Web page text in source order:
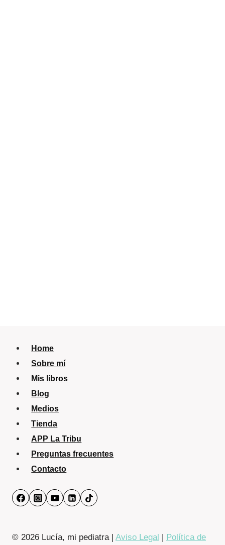
Home
Sobre mí
Mis libros
Blog
Medios
Tienda
APP La Tribu
Preguntas frecuentes
Contacto
© 2026 Lucía, mi pediatra | Aviso Legal | Política de